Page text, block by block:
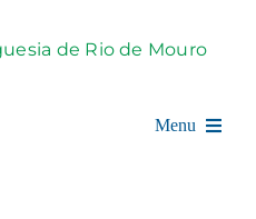
Menu